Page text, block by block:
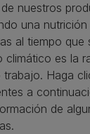
nuestros
una
al tiempo que
climático es la
trabajo. Haga
a
de